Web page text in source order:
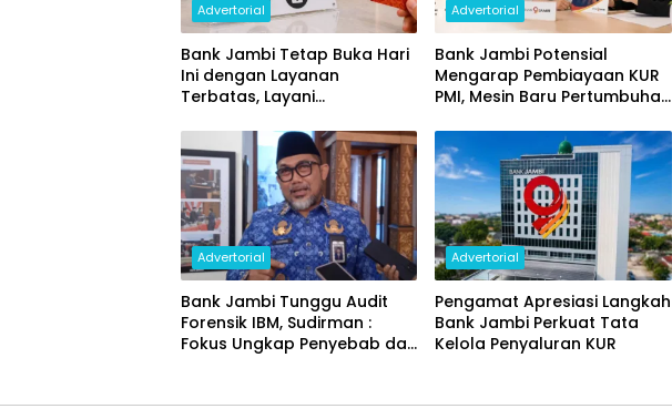
Advertorial
Bank Jambi Tetap Buka Hari
Ini dengan Layanan
Terbatas, Layani
Perubahan PIN
Advertorial
Bank Jambi Potensial
Mengarap Pembiayaan KUR
PMI, Mesin Baru Pertumbuhan
Advertorial
Bank Jambi Tunggu Audit
Forensik IBM, Sudirman :
Fokus Ungkap Penyebab dan
Advertorial
Pengamat Apresiasi Langkah
Bank Jambi Perkuat Tata
Kelola Penyaluran KUR